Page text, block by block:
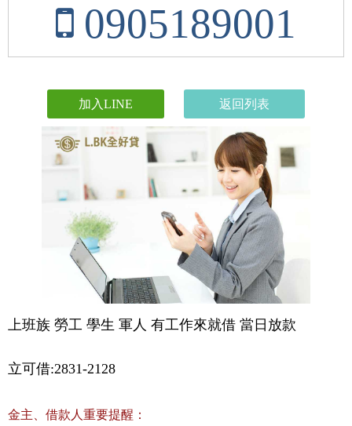
0905189001
加入LINE 返回列表
上班族 勞工 學生 軍人 有工作來就借 當日放款
立可借:2831-2128
金主、借款人重要提醒：